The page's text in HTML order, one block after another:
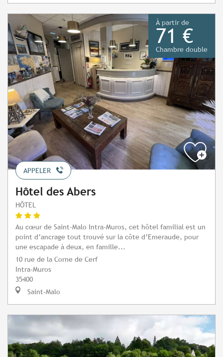
À partir de
71 €
Chambre double
APPELER
Hôtel des Abers
HÔTEL
Au cœur de Saint-Malo Intra-Muros, cet hôtel familial est un
point d’ancrage tout trouvé sur la côte d’Emeraude, pour
une escapade à deux, en famille...
10 rue de la Corne de Cerf
Intra-Muros
35400
Saint-Malo